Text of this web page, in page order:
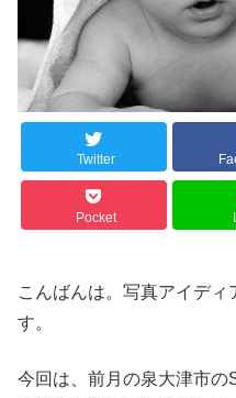
Twitter
Pocket
こんばんは。写真アイディ
す。
今回は、前月の泉大津市